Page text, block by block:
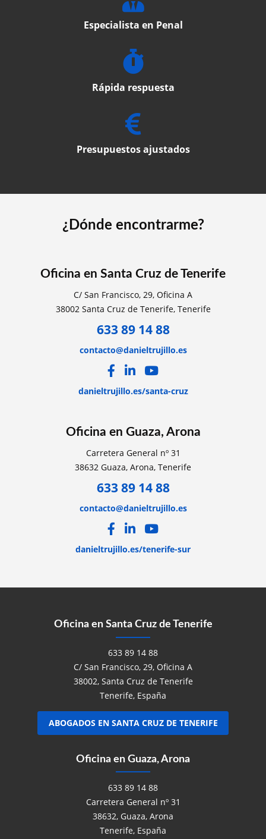
Especialista en Penal
Rápida respuesta
Presupuestos ajustados
¿Dónde encontrarme?
Oficina en Santa Cruz de Tenerife
C/ San Francisco, 29, Oficina A
38002 Santa Cruz de Tenerife, Tenerife
633 89 14 88
contacto@danieltrujillo.es
danieltrujillo.es/santa-cruz
Oficina en Guaza, Arona
Carretera General nº 31
38632 Guaza, Arona, Tenerife
633 89 14 88
contacto@danieltrujillo.es
danieltrujillo.es/tenerife-sur
Oficina en Santa Cruz de Tenerife
633 89 14 88
C/ San Francisco, 29, Oficina A
38002, Santa Cruz de Tenerife
Tenerife, España
ABOGADOS EN SANTA CRUZ DE TENERIFE
Oficina en Guaza, Arona
633 89 14 88
Carretera General nº 31
38632, Guaza, Arona
Tenerife, España